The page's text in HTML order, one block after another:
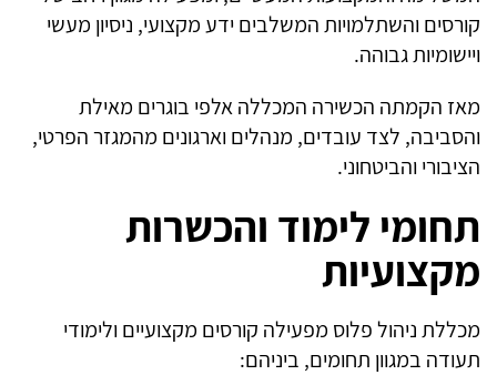
קורסים והשתלמויות המשלבים ידע מקצועי, ניסיון מעשי
ויישומיות גבוהה.
מאז הקמתה הכשירה המכללה אלפי בוגרים מאילת
והסביבה, לצד עובדים, מנהלים וארגונים מהמגזר הפרטי,
הציבורי והביטחוני.
תחומי לימוד והכשרות
מקצועיות
מכללת ניהול פלוס מפעילה קורסים מקצועיים ולימודי
תעודה במגוון תחומים, ביניהם: